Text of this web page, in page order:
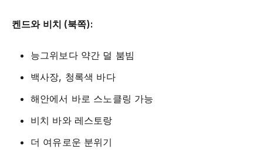
켄드와 비치 (북쪽):
능그위보다 약간 덜 붐빔
백사장, 청록색 바다
해안에서 바로 스노클링 가능
비치 바와 레스토랑
더 여유로운 분위기